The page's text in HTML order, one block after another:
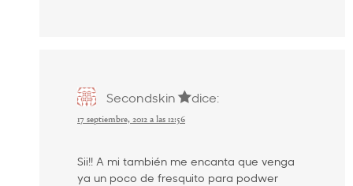
Secondskin dice:
17 septiembre, 2012 a las 12:56
Sii!! A mi también me encanta que venga
ya un poco de fresquito para podwer